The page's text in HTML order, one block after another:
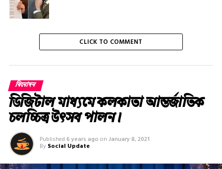
CLICK TO COMMENT
বিনোদন
ডিজিটাল মাধ্যমে কলকাতা আন্তর্জাতিক
চলচ্চিত্র উৎসব পালন।
Published 6 years ago on January 8, 2021
By Social Update